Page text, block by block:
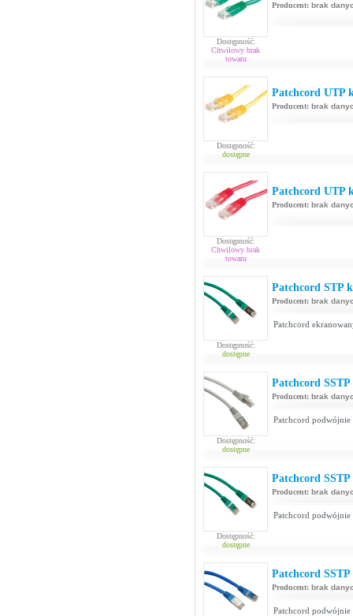
Dostępność:
Chwilowy brak
towaru
Producent: brak
Dostępność:
dostępne
Patchcord UTP
Producent: brak
Dostępność:
Chwilowy brak
towaru
Patchcord UTP
Producent: brak
Dostępność:
dostępne
Patchcord STP
Producent: brak
Patchcord
Dostępność:
dostępne
Patchcord
Producent: brak
Patchcord podwójnie
Dostępność:
dostępne
Patchcord
Producent: brak
Patchcord podwójnie
Patchcord
Producent: brak
Patchcord podwójnie